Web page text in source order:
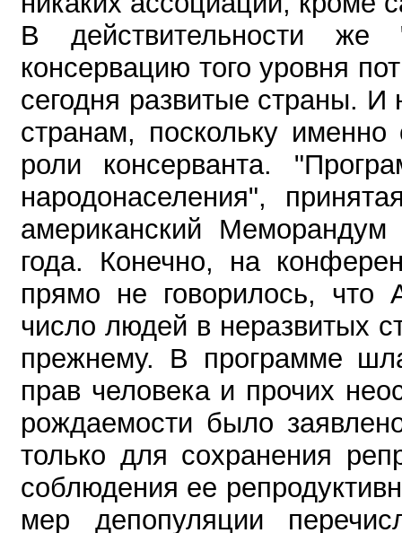
В действительности же
консервацию того уровня
сегодня развитые страны.
странам, поскольку
роли консерванта.
народонаселения",
американский Меморандум
года. Конечно, на
прямо не говорилось, что
число людей в неразвитых
прежнему. В программе
прав человека и прочих
рождаемости было
только для сохранения
соблюдения ее
мер депопуляции